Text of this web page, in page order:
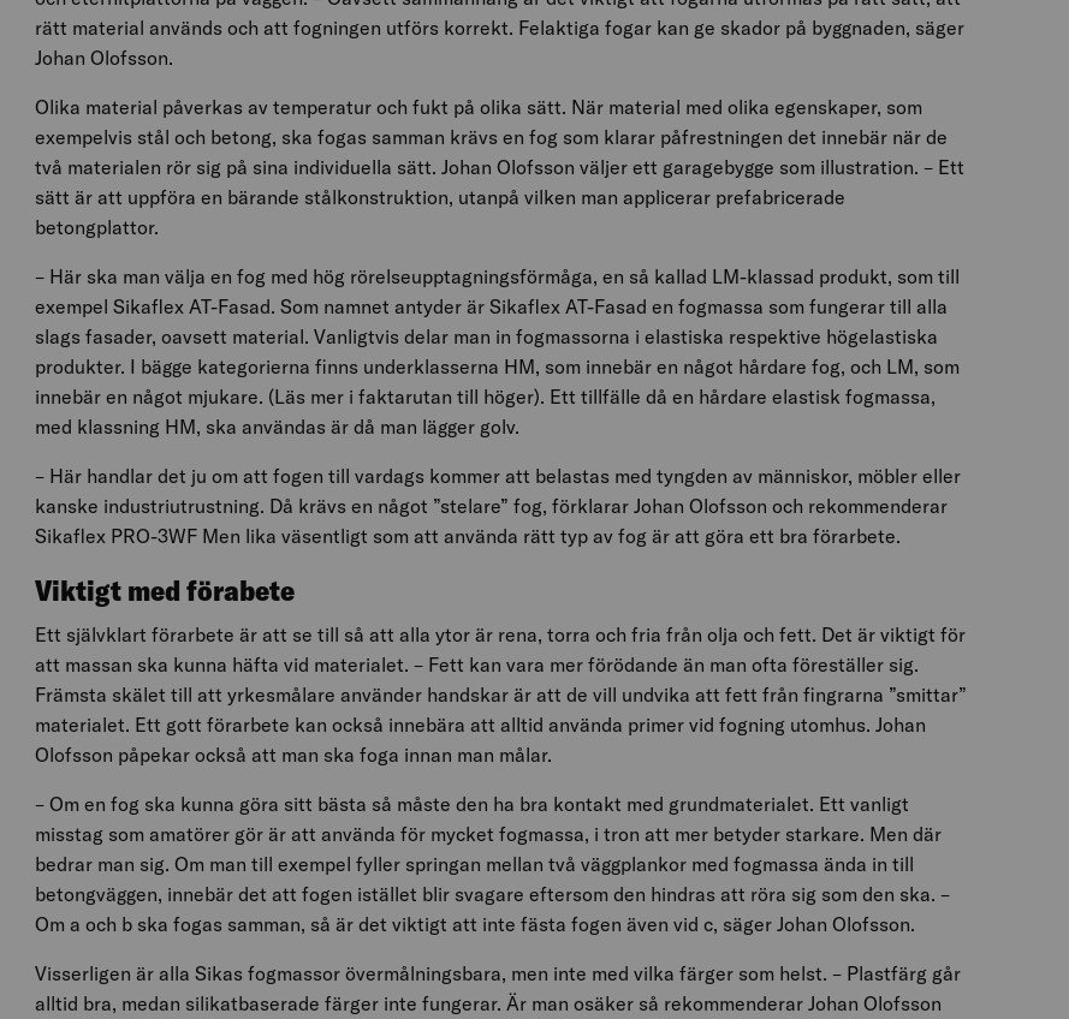
rätt material används och att fogningen utförs korrekt. Felaktiga fogar kan ge skador på byggnaden, säger
Johan Olofsson.
Olika material påverkas av temperatur och fukt på olika sätt. När material med olika egenskaper, som
exempelvis stål och betong, ska fogas samman krävs en fog som klarar påfrestningen det innebär när de
två materialen rör sig på sina individuella sätt. Johan Olofsson väljer ett garagebygge som illustration. – Ett
sätt är att uppföra en bärande stålkonstruktion, utanpå vilken man applicerar prefabricerade
betongplattor.
– Här ska man välja en fog med hög rörelseupptagningsförmåga, en så kallad LM-klassad produkt, som till
exempel Sikaflex AT-Fasad. Som namnet antyder är Sikaflex AT-Fasad en fogmassa som fungerar till alla
slags fasader, oavsett material. Vanligtvis delar man in fogmassorna i elastiska respektive högelastiska
produkter. I bägge kategorierna finns underklasserna HM, som innebär en något hårdare fog, och LM, som
innebär en något mjukare. (Läs mer i faktarutan till höger). Ett tillfälle då en hårdare elastisk fogmassa,
med klassning HM, ska användas är då man lägger golv.
– Här handlar det ju om att fogen till vardags kommer att belastas med tyngden av människor, möbler eller
kanske industriutrustning. Då krävs en något ”stelare” fog, förklarar Johan Olofsson och rekommenderar
Sikaflex PRO-3WF Men lika väsentligt som att använda rätt typ av fog är att göra ett bra förarbete.
Viktigt med förabete
Ett självklart förarbete är att se till så att alla ytor är rena, torra och fria från olja och fett. Det är viktigt för
att massan ska kunna häfta vid materialet. – Fett kan vara mer förödande än man ofta föreställer sig.
Främsta skälet till att yrkesmålare använder handskar är att de vill undvika att fett från fingrarna ”smittar”
materialet. Ett gott förarbete kan också innebära att alltid använda primer vid fogning utomhus. Johan
Olofsson påpekar också att man ska foga innan man målar.
– Om en fog ska kunna göra sitt bästa så måste den ha bra kontakt med grundmaterialet. Ett vanligt
misstag som amatörer gör är att använda för mycket fogmassa, i tron att mer betyder starkare. Men där
bedrar man sig. Om man till exempel fyller springan mellan två väggplankor med fogmassa ända in till
betongväggen, innebär det att fogen istället blir svagare eftersom den hindras att röra sig som den ska. –
Om a och b ska fogas samman, så är det viktigt att inte fästa fogen även vid c, säger Johan Olofsson.
Visserligen är alla Sikas fogmassor övermålningsbara, men inte med vilka färger som helst. – Plastfärg går
alltid bra, medan silikatbaserade färger inte fungerar. Är man osäker så rekommenderar Johan Olofsson